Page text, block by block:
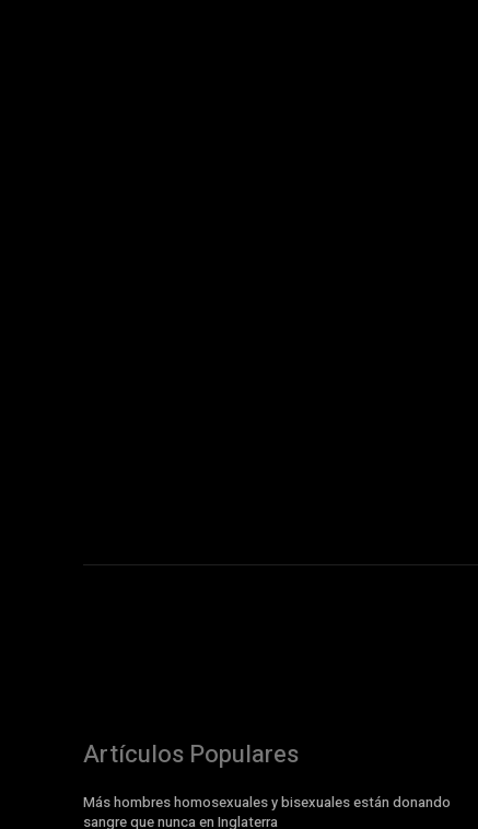
Artículos Populares
Más hombres homosexuales y bisexuales están donando
sangre que nunca en Inglaterra